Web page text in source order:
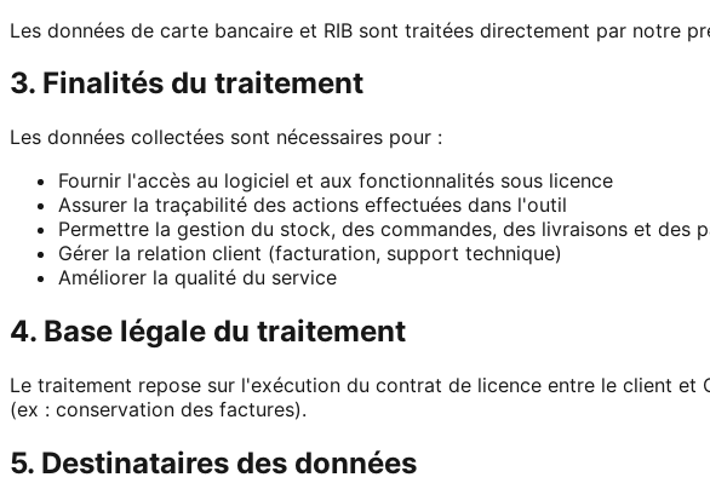
Les données de carte bancaire et RIB sont traitées directement par notre
3. Finalités du traitement
Les données collectées sont nécessaires pour :
Fournir l'accès au logiciel et aux fonctionnalités sous licence
Assurer la traçabilité des actions effectuées dans l'outil
Permettre la gestion du stock, des commandes, des livraisons et des
Gérer la relation client (facturation, support technique)
Améliorer la qualité du service
4. Base légale du traitement
Le traitement repose sur l'exécution du contrat de licence entre le client
(ex : conservation des factures).
5. Destinataires des données